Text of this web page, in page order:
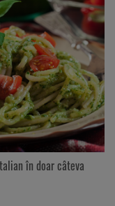
în doar câteva